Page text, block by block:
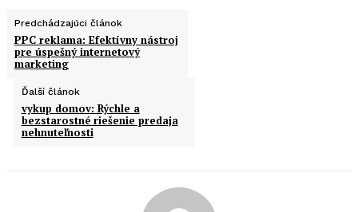
Predchádzajúci článok
PPC reklama: Efektívny nástroj
pre úspešný internetový
marketing
Ďalší článok
vykup domov: Rýchle a
bezstarostné riešenie predaja
nehnuteľnosti